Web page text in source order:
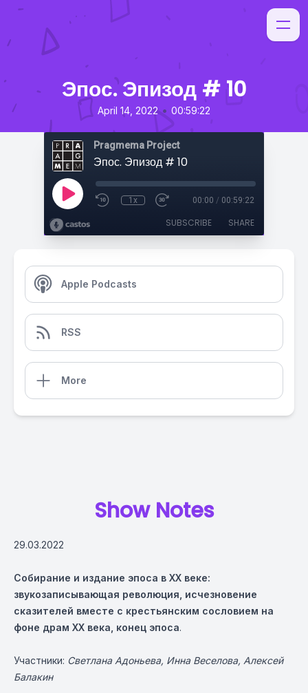
Эпос. Эпизод # 10
April 14, 2022 • 00:59:22
Pragmema Project
Эпос. Эпизод # 10
1x 00:00 / 00:59:22
SUBSCRIBE SHARE
Apple Podcasts
RSS
More
Show Notes
29.03.2022
Собирание и издание эпоса в ХХ веке:
звукозаписывающая революция, исчезновение
сказителей вместе с крестьянским сословием на
фоне драм ХХ века, конец эпоса.
Участники: Светлана Адоньева, Инна Веселова, Алексей
Балакин